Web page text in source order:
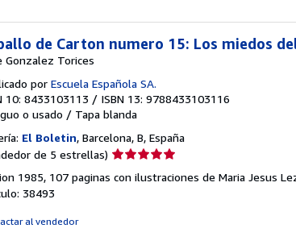
de Carton numero 15: Los miedos
Gonzalez Torices
por Escuela Española SA.
10: 8433103113 / ISBN 13: 9788433103116
o usado / Tapa blanda
El Boletin, Barcelona, B, España
de 5 estrellas) Calificación
vendedor:
1985, 107 paginas con ilustraciones de Maria Jesus
38493
al vendedor